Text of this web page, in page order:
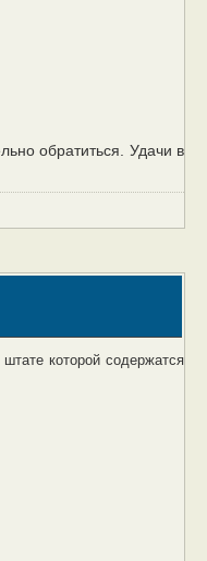
обратиться. Удачи в
которой содержатся